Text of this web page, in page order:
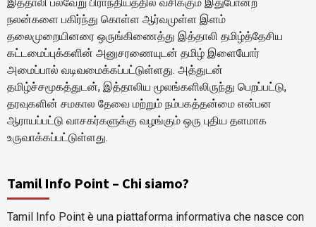
நலன்களை பகிர்ந்து கொள்ள ஆர்வமுள்ள இளம்
தலைமுறையினரை ஒருங்கிணைத்து இத்தாலி தமிழ்த்தேசிய
கட்டமைப்புக்களின் அனுசரணையுடன் தமிழ் இளையோர்
அமைப்பால் வடிவமைக்கப்பட்டுள்ளது. அத்துடன்
தமிழ்ச்சமூகத்துடன், இத்தாலிய மூலங்களிலிருந்து பெறப்பட்டு,
தரவுகளின் சமகால தேவை மற்றும் நம்பகத்தன்மை என்பன
ஆராயப்பட்டு வாசகர்களுக்கு வழங்கும் ஒரு புதிய தளமாக
உருவாக்கப்பட்டுள்ளது.
Tamil Info Point – Chi siamo?
Tamil Info Point è una piattaforma informativa che nasce con